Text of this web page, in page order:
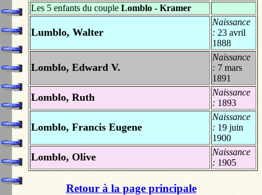
Les 5 enfants du couple Lomblo - Kramer
Lumblo, Walter
Naissance
: 23 avril
1888
Lomblo, Edward V.
Naissance
: 7 mars
1891
Lomblo, Ruth
Naissance
: 1893
Lomblo, Francis Eugene
Naissance
: 19 juin
1900
Lomblo, Olive
Naissance
: 1905
Retour à la page principale